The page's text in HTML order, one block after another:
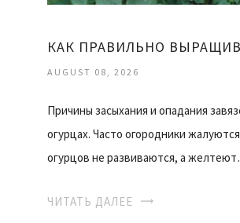
AUGUST 08, 2026
Причины засыхания и опадания
огурцах. Часто огородники
огурцов не развиваются, а
ЧИТАТЬ ДАЛЕЕ